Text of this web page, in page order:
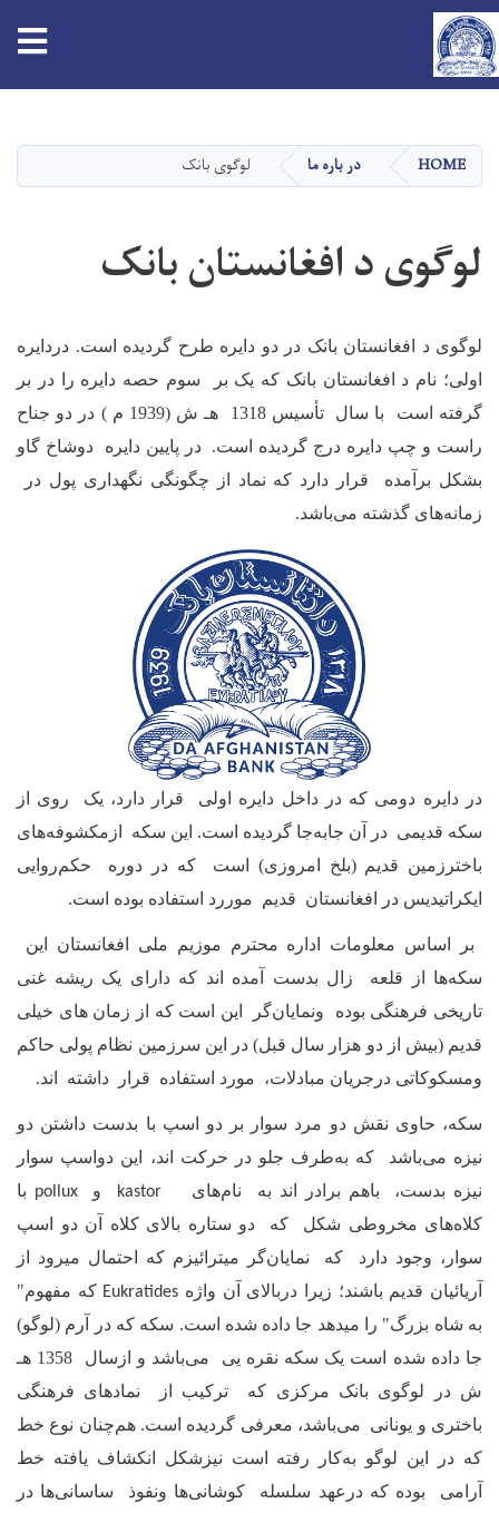
main
content
HOME در باره ما لوگوی بانک
لوگوی د افغانستان بانک
لوگوی د افغانستان بانک در دو دایره طرح گردیده است. دردایره
اولی؛ نام د افغانستان بانک که یک بر سوم حصه دایره را در بر
گرفته است با سال تأسیس 1318 هـ ش (1939 م ) در دو جناح
راست و چپ دایره درج گردیده است. در پایین دایره دوشاخ گاو
بشکل برآمده قرار دارد که نماد از چگونگی نگهداری پول در
زمانه‌های گذشته می‌باشد.
در دایره دومی که در داخل دایره اولی قرار دارد، یک روی از
سکه قدیمی در آن جا‌به‌جا گردیده است. این سکه ازمکشوفه‌های
باخترزمین قدیم (بلخ امروزی) است که در دوره حکم‌روایی
ایکراتیدیس در افغانستان قدیم موررد استفاده بوده است.
بر اساس معلومات اداره محترم موزیم ملی افغانستان این
سکه‌ها از قلعه زال بدست آمده اند که دارای یک ریشه غنی
تاریخی فرهنگی بوده ونمایان‌گر این است که از زمان های خیلی
قدیم (بیش از دو هزار سال قبل) در این سرزمین نظام پولی حاکم
ومسکوکاتی درجریان مبادلات، مورد استفاده قرار داشته اند.
سکه، حاوی نقش دو مرد سوار بر دو اسپ با بدست داشتن دو
نیزه می‌باشد که به‌طرف جلو در حرکت اند، این دواسپ سوار
نیزه بدست، باهم برادر اند به نام‌های kastor و pollux با
کلاه‌های مخروطی شکل که دو ستاره بالای کلاه آن دو اسپ
سوار، وجود دارد که نمایان‌گر میترائیزم که احتمال میرود از
آریائیان قدیم باشند‌؛ زیرا دربالای آن‌ واژه Eukratides که مفهوم"
به شاه بزرگ" را میدهد جا داده شده است. سکه که در آرم (لوگو)
جا داده شده است یک سکه نقره یی می‌باشد و ازسال 1358 هـ
ش در لوگوی بانک مرکزی که ترکیب از نماد‌های فرهنگی
باختری و یونانی می‌باشد، معرفی گردیده است. هم‌چنان نوع خط
که در این لوگو به‌کار رفته است نیزشکل انکشاف یافته خط
آرامی بوده که درعهد سلسله کوشانی‌ها ونفوذ ساسانی‌ها در